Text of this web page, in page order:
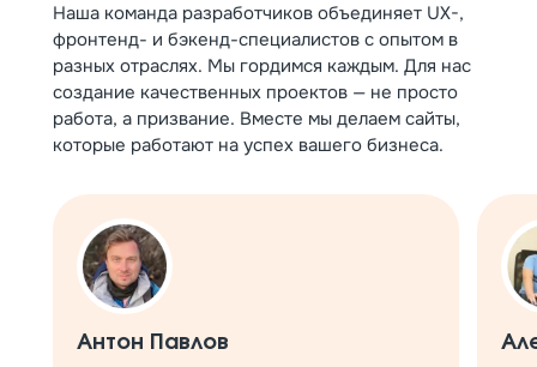
Наша команда разработчиков объединяет UX-,
фронтенд- и бэкенд-специалистов с опытом в
разных отраслях. Мы гордимся каждым. Для нас
создание качественных проектов — не просто
работа, а призвание. Вместе мы делаем сайты,
которые работают на успех вашего бизнеса.
Антон Павлов